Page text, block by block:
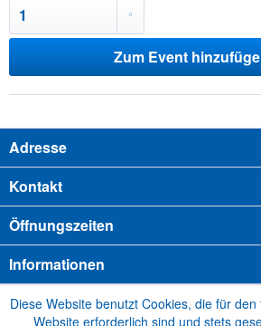
Zum Event
Adresse
Kontakt
Öffnungszeiten
Informationen
Diese Website benutzt Cookies, die für
Website erforderlich sind und stets